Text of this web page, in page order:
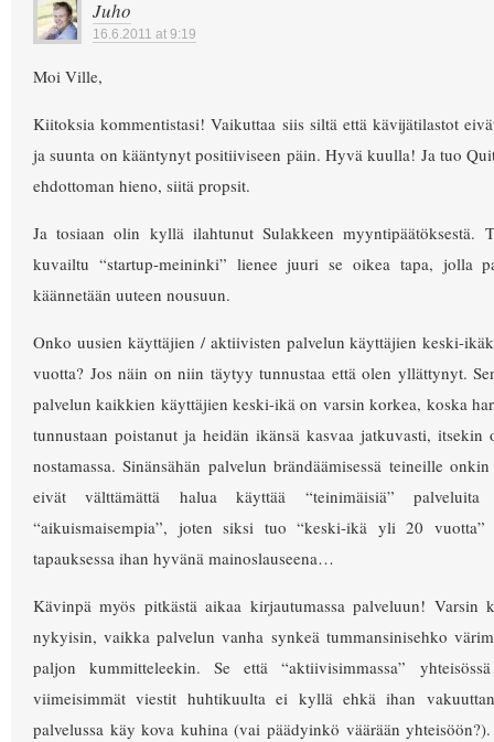
Juho
16.6.2011 at 9:19
Moi Ville,
Kiitoksia kommentistasi! Vaikuttaa siis siltä että kävijätilastot
ja suunta on kääntynyt positiiviseen päin. Hyvä kuulla! Ja tuo
ehdottoman hieno, siitä propsit.
Ja tosiaan olin kyllä ilahtunut Sulakkeen myyntipäätöksestä.
kuvailtu “startup-meininki” lienee juuri se oikea tapa, jolla
käännetään uuteen nousuun.
Onko uusien käyttäjien / aktiivisten palvelun käyttäjien keski-
vuotta? Jos näin on niin täytyy tunnustaa että olen yllättynyt.
palvelun kaikkien käyttäjien keski-ikä on varsin korkea, koska
tunnustaan poistanut ja heidän ikänsä kasvaa jatkuvasti, itsekin
nostamassa. Sinänsähän palvelun brändäämisessä teineille
eivät välttämättä halua käyttää “teinimäisiä” palveluita
“aikuismaisempia”, joten siksi tuo “keski-ikä yli 20
tapauksessa ihan hyvänä mainoslauseena…
Kävinpä myös pitkästä aikaa kirjautumassa palveluun! Varsin
nykyisin, vaikka palvelun vanha synkeä tummansinisehko
paljon kummitteleekin. Se että “aktiivisimmassa”
viimeisimmät viestit huhtikuulta ei kyllä ehkä ihan
palvelussa käy kova kuhina (vai päädyinkö väärään